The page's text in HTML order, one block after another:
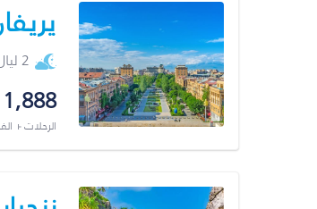
2 ليال
الرحلات +